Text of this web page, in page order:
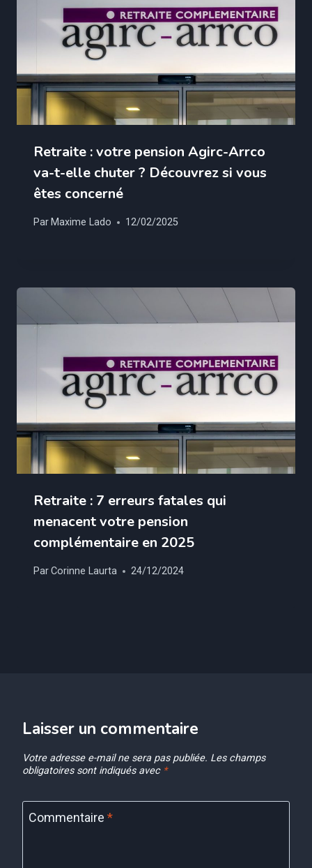
Retraite : votre pension Agirc-Arrco
va-t-elle chuter ? Découvrez si vous
êtes concerné
Par Maxime Lado 12/02/2025
Retraite : 7 erreurs fatales qui
menacent votre pension
complémentaire en 2025
ParCorinne Laurta 24/12/2024
Laisser un commentaire
Votre adresse e-mail ne sera pas publiée. Les champs
obligatoires sont indiqués avec *
Commentaire *